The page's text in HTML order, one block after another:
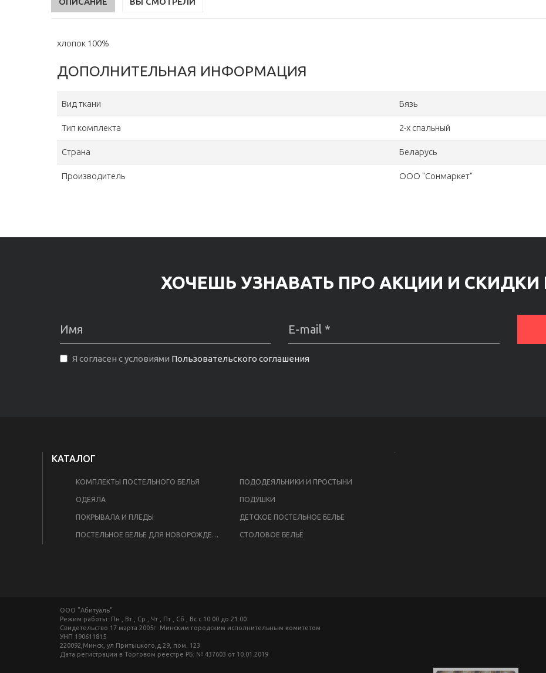
хлопок 100%
ДОПОЛНИТЕЛЬНАЯ ИНФОРМАЦИЯ
Вид ткани Бязь
Тип комплекта 2-х спальный
Страна Беларусь
Производитель ООО "Сонмаркет"
ХОЧЕШЬ УЗНАВАТЬ ПРО АКЦИИ И СКИДКИ
Я согласен с условиями Пользовательского соглашения
КАТАЛОГ
КОМПЛЕКТЫ ПОСТЕЛЬНОГО БЕЛЬЯ ПОДОДЕЯЛЬНИКИ И ПРОСТЫНИ
ОДЕЯЛА ПОДУШКИ
ПОКРЫВАЛА И ПЛЕДЫ ДЕТСКОЕ ПОСТЕЛЬНОЕ БЕЛЬЕ
ПОСТЕЛЬНОЕ БЕЛЬЕ ДЛЯ НОВОРОЖДЕННЫХ СТОЛОВОЕ БЕЛЬЁ
ООО "Абитуаль"
Режим работы: Пн , Вт , Ср , Чт , Пт , Сб , Вс c 10:00 до 21:00
Свидетельство 17 марта 2005г. Минским городским исполнительным комитетом
УНП 190611815
220092,Минск, ул Притыцкого,д.29, пом. 123
Дата регистрации в Торговом реестре РБ: № 437603 от 10.01.2019